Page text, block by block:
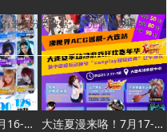
选择分类数据，请先选择数据
大连夏漫来咯！7月16-17，相约大连新地标熊洞街（二三层），不见不散！ 大连夏漫来咯！7月17-18，相约东港会议中心一层，不见不散！